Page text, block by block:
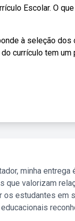
Escolar. O
à seleção
currículo tem um
minha
que valorizam
os estudantes em